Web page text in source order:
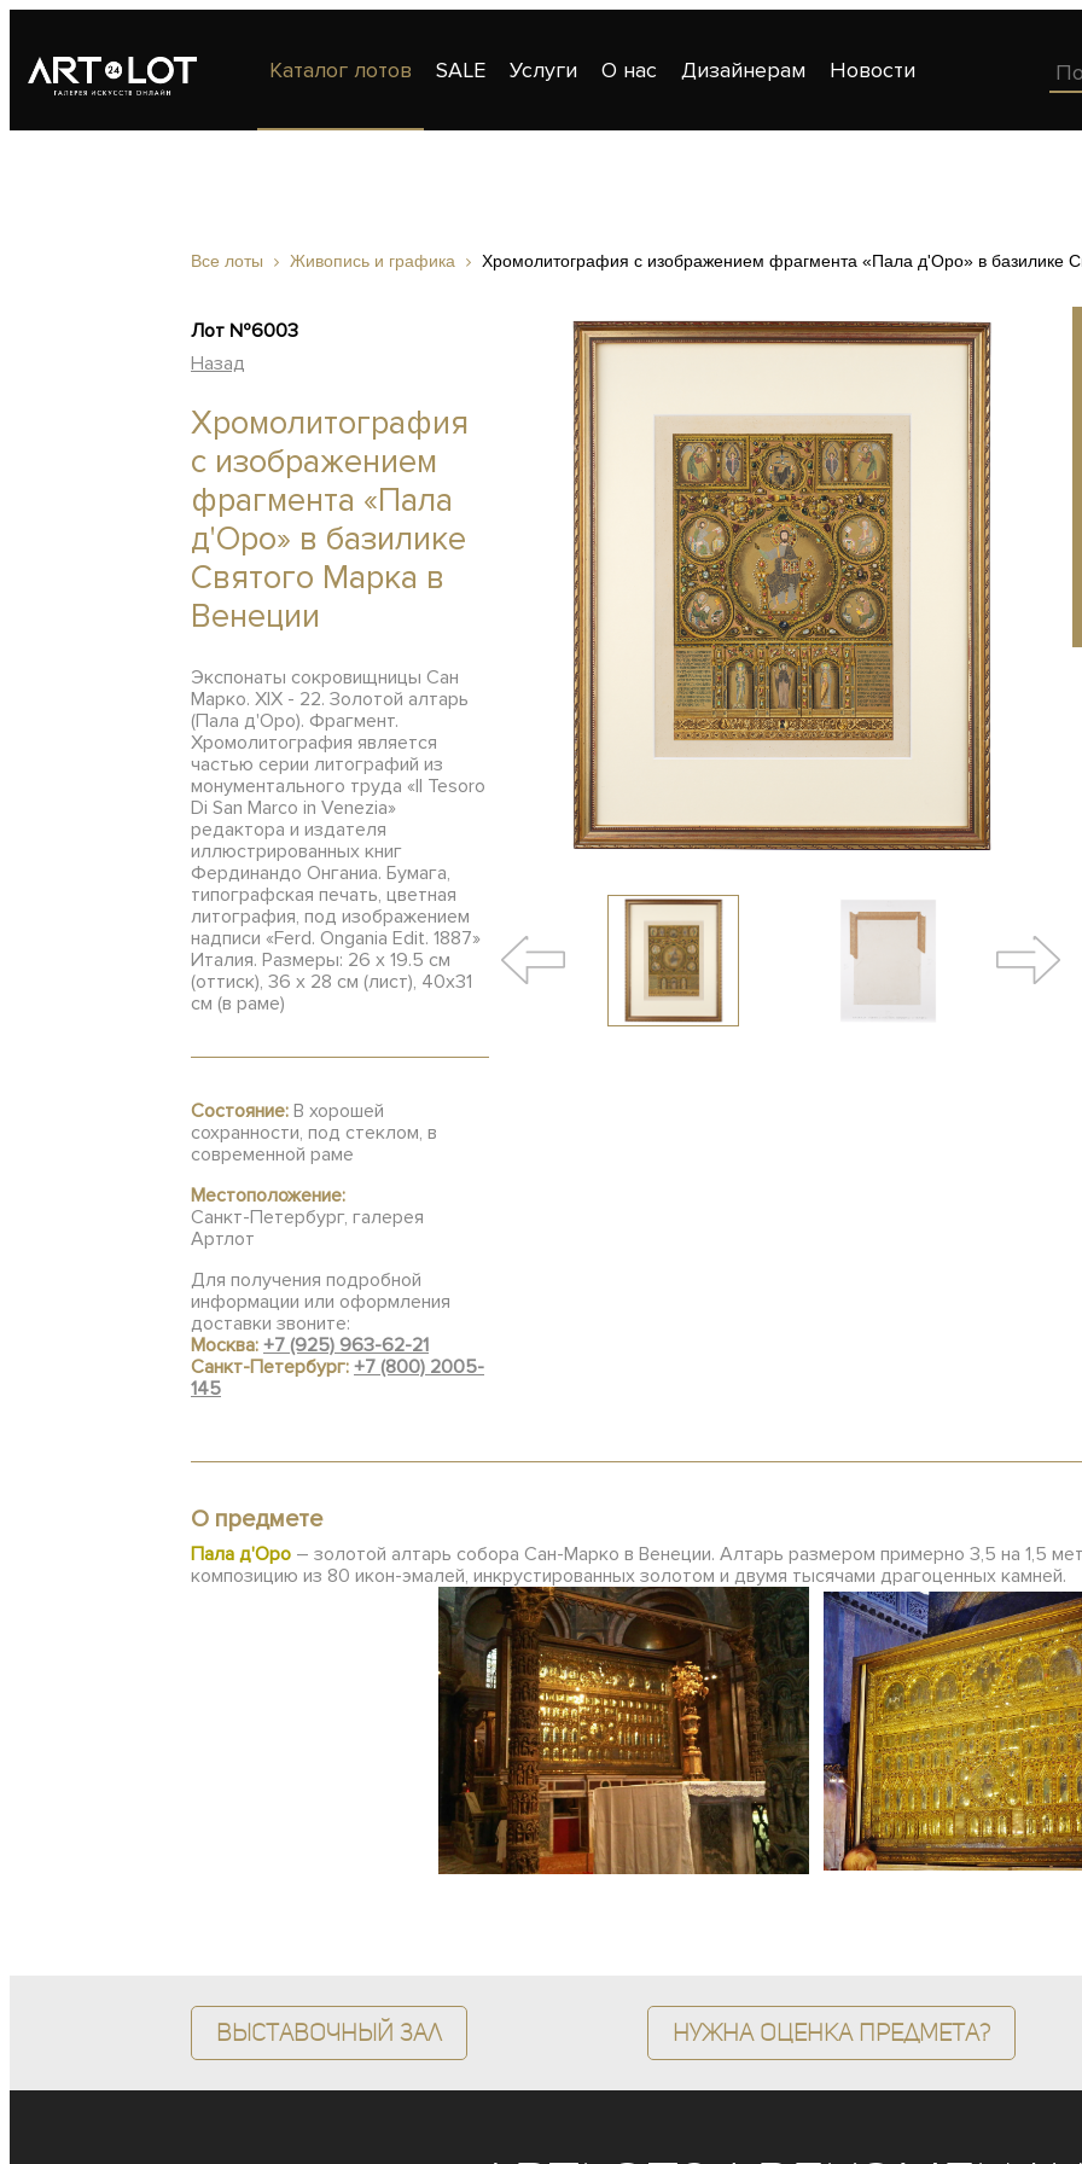
Каталог лотов SALE Услуги О нас Дизайнерам Новости
Все лоты Живопись и графика Хромолитография с изображением фрагмента «Пала д'Оро» в базилике
Лот №6003
Назад
Хромолитография
с изображением
фрагмента «Пала
д'Оро» в базилике
Святого Марка в
Венеции
Экспонаты сокровищницы Сан
Марко. XIX - 22. Золотой алтарь
(Пала д'Оро). Фрагмент.
Хромолитография является
частью серии литографий из
монументального труда «Il Tesoro
Di San Marco in Venezia»
редактора и издателя
иллюстрированных книг
Фердинандо Онганиа. Бумага,
типографская печать, цветная
литография, под изображением
надписи «Ferd. Ongania Edit. 1887»
Италия. Размеры: 26 х 19.5 см
(оттиск), 36 х 28 см (лист), 40х31
см (в раме)
Состояние: В хорошей
сохранности, под стеклом, в
современной раме
Местоположение:
Санкт-Петербург, галерея
Артлот
Для получения подробной
информации или оформления
доставки звоните:
Москва: +7 (925) 963-62-21
Санкт-Петербург: +7 (800) 2005-
145
О предмете
Пала д'Оро – золотой алтарь собора Сан-Марко в Венеции. Алтарь размером примерно 3,5 на 1,5
композицию из 80 икон-эмалей, инкрустированных золотом и двумя тысячами драгоценных камней.
Выставочный зал Нужна оценка предмета?